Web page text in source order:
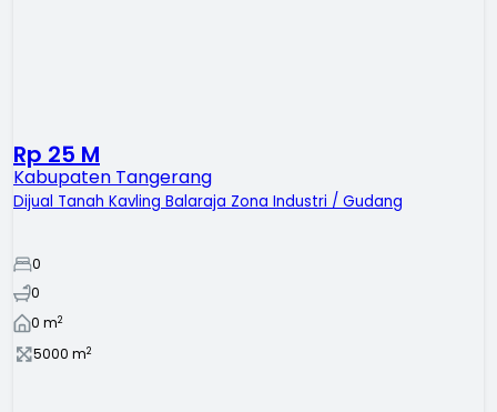
Rp 25 M
Kabupaten Tangerang
Dijual Tanah Kavling Balaraja Zona Industri / Gudang
0
0
0 m2
5000 m2